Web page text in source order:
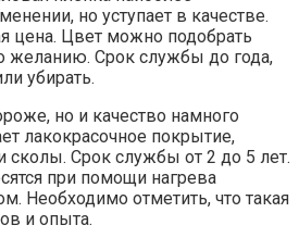
но уступает в качестве.
цена. Цвет можно подобрать
желанию. Срок службы до года,
убирать.
но и качество намного
лакокрасочное покрытие,
сколы. Срок службы от 2 до 5 лет.
при помощи нагрева
отметить, что такая
и опыта.